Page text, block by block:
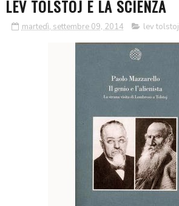
LEV TOLSTOJ E LA SCIENZA
martedì, settembre 09, 2014 lev tolstoj